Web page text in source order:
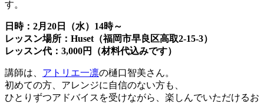
す。
日時：2月20日（水）14時～
レッスン場所：Huset（福岡市早良区高取2-15-3）
レッスン代：3,000円（材料代込みです）
講師は、 アトリエ一凛の樋口智美さん。
初めての方、アレンジに自信のない方も、
ひとりずつアドバイスを受けながら、楽しんでいただけるお